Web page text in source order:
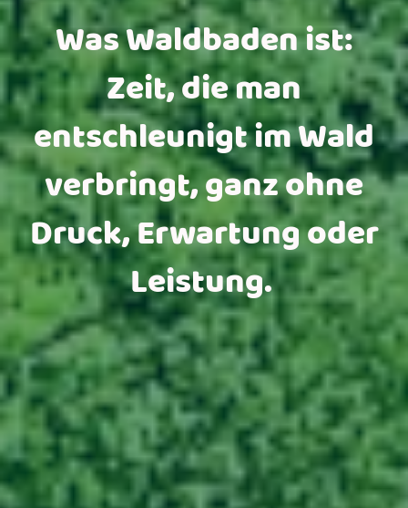
Was Waldbaden ist:
Zeit, die man
entschleunigt im Wald
verbringt, ganz ohne
Druck, Erwartung oder
Leistung.